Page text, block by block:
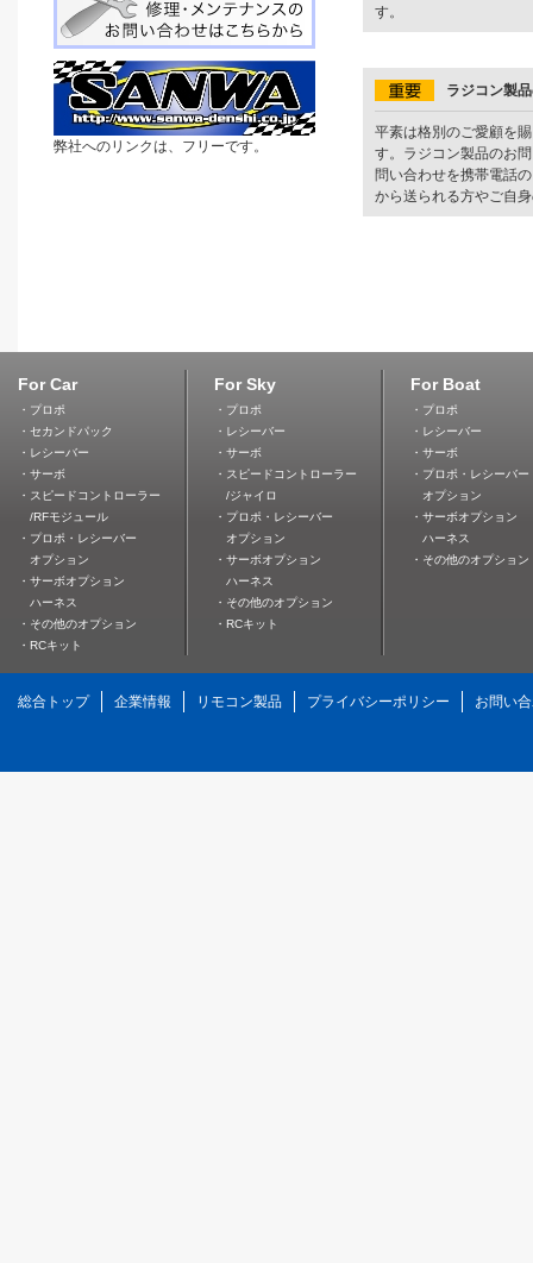
弊社へのリンクは、フリーです。
...
ラジコン製
平素は格別のご愛顧を
す。ラジコン製品のお
問い合わせを携帯電話
から送られる方やご自
For Car
・プロポ
・セカンドパック
・レシーバー
・サーボ
・スピードコントローラー
/RFモジュール
・プロポ・レシーバー
オプション
・サーボオプション
ハーネス
・その他のオプション
・RCキット
For Sky
・プロポ
・レシーバー
・サーボ
・スピードコントローラー
/ジャイロ
・プロポ・レシーバー
オプション
・サーボオプション
ハーネス
・その他のオプション
・RCキット
For Boat
・プロポ
・レシーバー
・サーボ
・プロポ・レシーバー
オプション
・サーボオプション
ハーネス
・その他のオプション
総合トップ 企業情報 リモコン製品 プライバシーポリシー お問い